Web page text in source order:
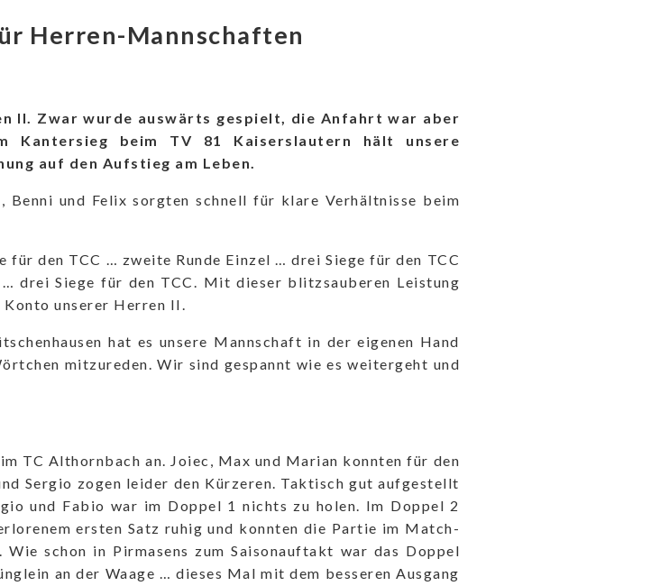
Herren-Mannschaften
II. Zwar wurde auswärts gespielt, die Anfahrt war aber
Kantersieg beim TV 81 Kaiserslautern hält unsere
auf den Aufstieg am Leben.
Benni und Felix sorgten schnell für klare Verhältnisse beim
für den TCC … zweite Runde Einzel … drei Siege für den TCC
drei Siege für den TCC. Mit dieser blitzsauberen Leistung
Konto unserer Herren II.
hat es unsere Mannschaft in der eigenen Hand
mitzureden. Wir sind gespannt wie es weitergeht und
TC Althornbach an. Joiec, Max und Marian konnten für den
Sergio zogen leider den Kürzeren. Taktisch gut aufgestellt
und Fabio war im Doppel 1 nichts zu holen. Im Doppel 2
ersten Satz ruhig und konnten die Partie im Match-
Wie schon in Pirmasens zum Saisonauftakt war das Doppel
an der Waage … dieses Mal mit dem besseren Ausgang